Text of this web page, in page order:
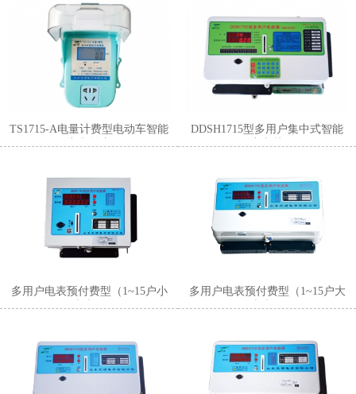
TS1715-A电量计费型电动车智能
充电插座
DDSH1715型多用户集中式智能
充电桩
多用户电表预付费型（1~15户小
表壳）
多用户电表预付费型（1~15户大
表壳）